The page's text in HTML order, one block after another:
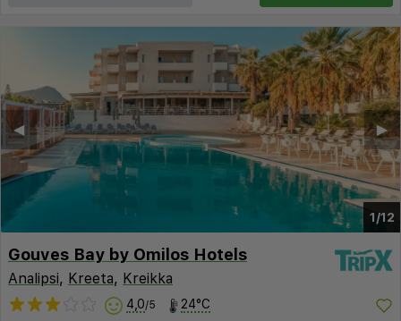
1/12
▶︎
◀︎
Gouves Bay by Omilos Hotels
Analipsi, Kreeta, Kreikka
4,0/5 24°C